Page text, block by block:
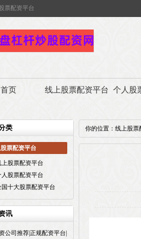
票配资平台
首页 线上股票配资平台 个人股
类
票配资平台
上股票配资平台
人股票配资平台
国十大股票配资平台
讯
公司推荐|正规配资平台|
你的位置： 线上股票